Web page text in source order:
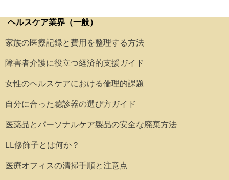
ヘルスケア業界（一般）
家族の医療記録と費用を整理する方法
障害者介護に役立つ経済的支援ガイド
女性のヘルスケアにおける倫理的課題
自分に合った聴診器の選び方ガイド
医薬品とパーソナルケア製品の安全な廃棄方法
LL修飾子とは何か？
医療オフィスの清掃手順と注意点